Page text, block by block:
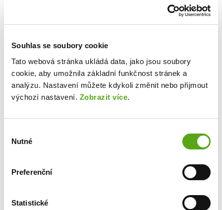
Souhlas se soubory cookie
Tato webová stránka ukládá data, jako jsou soubory
cookie, aby umožnila základní funkčnost stránek a
analýzu. Nastavení můžete kdykoli změnit nebo přijmout
výchozí nastavení. Zobrazit více.
souhlasu
Nutné
Preferenční
Statistické
vybraných automobilek
zvýhodněné volání pro rodinu a blízké od T-
Mobile
TANKARTA BENEFIT – tankování za
zvýhodněné ceny v síti Orlen
divadel, slevy na ubytování v českých i
Praha hl.m.